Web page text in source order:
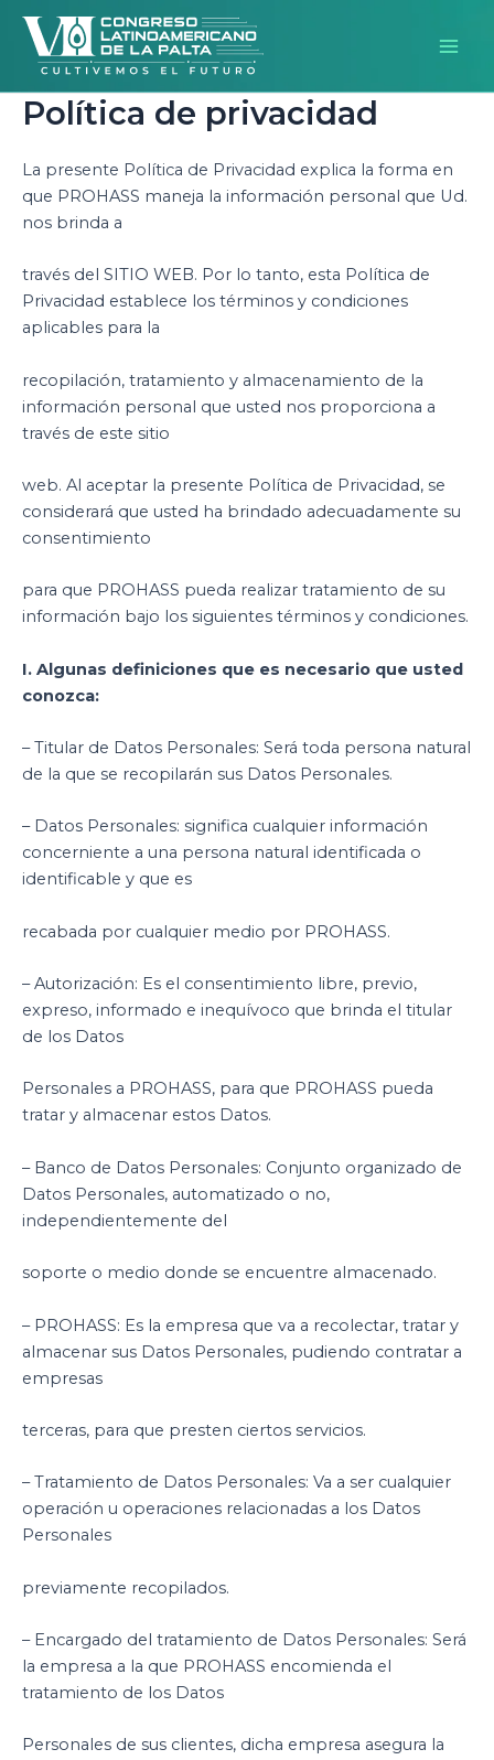
Skip
content
Política de privacidad
La presente Política de Privacidad explica la forma en
que PROHASS maneja la información personal que Ud.
nos brinda a
través del SITIO WEB. Por lo tanto, esta Política de
Privacidad establece los términos y condiciones
aplicables para la
recopilación, tratamiento y almacenamiento de la
información personal que usted nos proporciona a
través de este sitio
web. Al aceptar la presente Política de Privacidad, se
considerará que usted ha brindado adecuadamente su
consentimiento
para que PROHASS pueda realizar tratamiento de su
información bajo los siguientes términos y condiciones.
I. Algunas definiciones que es necesario que usted
conozca:
– Titular de Datos Personales: Será toda persona natural
de la que se recopilarán sus Datos Personales.
– Datos Personales: significa cualquier información
concerniente a una persona natural identificada o
identificable y que es
recabada por cualquier medio por PROHASS.
– Autorización: Es el consentimiento libre, previo,
expreso, informado e inequívoco que brinda el titular
de los Datos
Personales a PROHASS, para que PROHASS pueda
tratar y almacenar estos Datos.
– Banco de Datos Personales: Conjunto organizado de
Datos Personales, automatizado o no,
independientemente del
soporte o medio donde se encuentre almacenado.
– PROHASS: Es la empresa que va a recolectar, tratar y
almacenar sus Datos Personales, pudiendo contratar a
empresas
terceras, para que presten ciertos servicios.
– Tratamiento de Datos Personales: Va a ser cualquier
operación u operaciones relacionadas a los Datos
Personales
previamente recopilados.
– Encargado del tratamiento de Datos Personales: Será
la empresa a la que PROHASS encomienda el
tratamiento de los Datos
Personales de sus clientes, dicha empresa asegura la